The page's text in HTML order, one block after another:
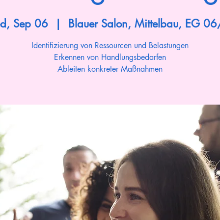
Sep 06
  |
Blauer Salon, Mittelbau, EG
Identifizierung von Ressourcen und Belastungen
Erkennen von Handlungsbedarfen
Ableiten konkreter Maßnahmen